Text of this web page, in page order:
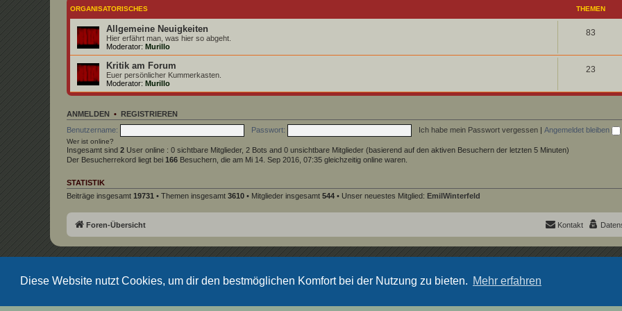
Diese Website nutzt Cookies, um dir den bestmöglichen Komfort bei der Nutzung zu bieten. Mehr erfahren
ORGANISATORISCHES THEMEN
Allgemeine Neuigkeiten
Hier erfährt man, was hier so abgeht.
Moderator: Murillo
83
Kritik am Forum
Euer persönlicher Kummerkasten.
Moderator: Murillo
23
ANMELDEN •
REGISTRIEREN
Benutzername:
Passwort: Ich habe mein Passwort vergessen Angemeldet bleiben
Wer ist online?
Insgesamt sind 2 User online : 0 sichtbare Mitglieder, 2 Bots and 0 unsichtbare Mitglieder (basierend auf den aktiven Besuchern der letzten 5 Minuten)
Der Besucherrekord liegt bei 166 Besuchern, die am Mi 14. Sep 2016, 07:35 gleichzeitig online waren.
STATISTIK
Beiträge insgesamt 19731 • Themen insgesamt 3610 • Mitglieder insgesamt 544 • Unser neuestes Mitglied: EmilWinterfeld
Foren-Übersicht Kontakt
Powered byphpBB® Forum Software © phpBB Limited
Datenschutz|Nutzungsbedingungen